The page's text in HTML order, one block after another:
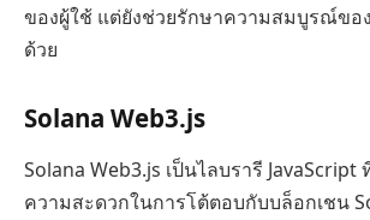
ของผู้ใช้ แต่ยังช่วยรักษาความสมบูรณ์ขอ
ด้วย
Solana Web3.js
Solana Web3.js เป็นไลบรารี JavaScript
ความสะดวกในการโต้ตอบกับบล็อกเชน